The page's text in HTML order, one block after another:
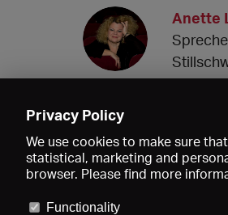
Anette
Privacy Policy
We use cookies to make sure
statistical, marketing and
browser. Please find more
Functionality